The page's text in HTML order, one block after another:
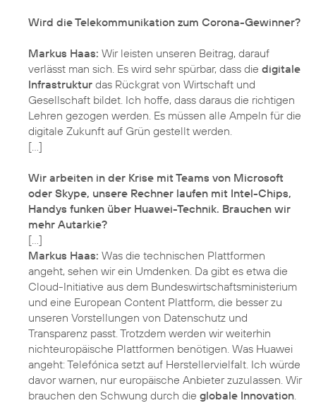
Wird die Telekommunikation zum Corona-Gewinner?
Markus Haas: Wir leisten unseren Beitrag, darauf
verlässt man sich. Es wird sehr spürbar, dass die digitale
Infrastruktur das Rückgrat von Wirtschaft und
Gesellschaft bildet. Ich hoffe, dass daraus die richtigen
Lehren gezogen werden. Es müssen alle Ampeln für die
digitale Zukunft auf Grün gestellt werden.
[…]
Wir arbeiten in der Krise mit Teams von Microsoft
oder Skype, unsere Rechner laufen mit Intel-Chips,
Handys funken über Huawei-Technik. Brauchen wir
mehr Autarkie?
Markus Haas: Was die technischen Plattformen
angeht, sehen wir ein Umdenken. Da gibt es etwa die
Cloud-Initiative aus dem Bundeswirtschaftsministerium
und eine European Content Plattform, die besser zu
unseren Vorstellungen von Datenschutz und
Transparenz passt. Trotzdem werden wir weiterhin
nichteuropäische Plattformen benötigen. Was Huawei
angeht: Telefónica setzt auf Herstellervielfalt. Ich würde
davor warnen, nur europäische Anbieter zuzulassen. Wir
brauchen den Schwung durch die globale Innovation